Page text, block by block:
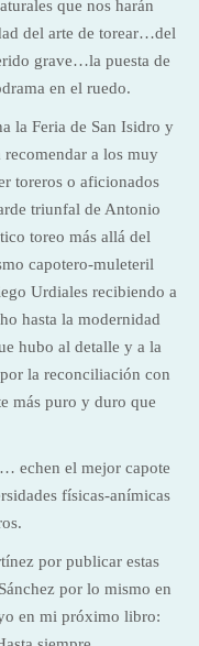
que nos harán
del arte de torear…del
grave…la puesta de
en el ruedo.
la Feria de San Isidro y
a los muy
toreros o aficionados
triunfal de Antonio
toreo más allá del
capotero-muleteril
Urdiales recibiendo a
hasta la modernidad
hubo al detalle y a la
la reconciliación con
más puro y duro que
echen el mejor capote
físicas-anímicas
por publicar estas
por lo mismo en
en mi próximo libro: